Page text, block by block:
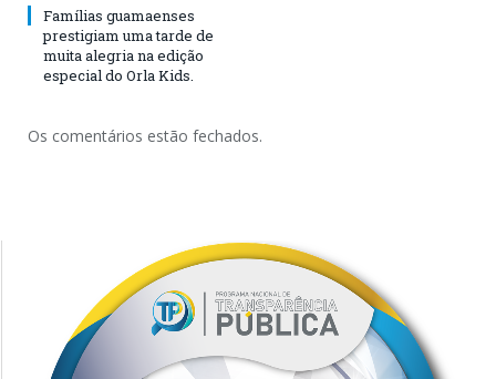
Famílias guamaenses
prestigiam uma tarde de
muita alegria na edição
especial do Orla Kids.
Os comentários estão fechados.